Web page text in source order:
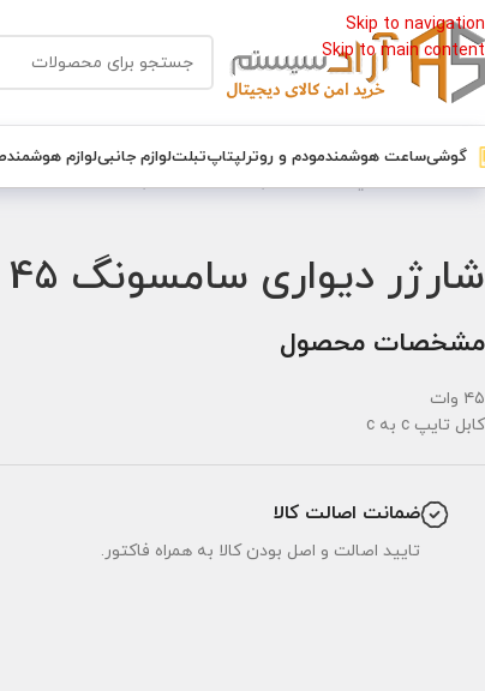
Skip to navigation
Skip to main content
گوشیساعت هوشمندمودم و روترلپتاپتبلتلوازم جانبیلوازم هوشمند
شارژر دیواری سامسونگ 45 وات EP-TA845 به همراه کابل USB-C
مشخصات محصول
۴۵ وات
کابل تایپ c به c
ضمانت اصالت کالا
تایید اصالت و اصل بودن کالا به همراه فاکتور.